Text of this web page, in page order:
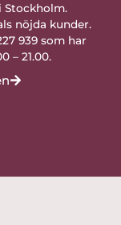
Stockholm.
nöjda kunder.
939 som har
– 21.00.